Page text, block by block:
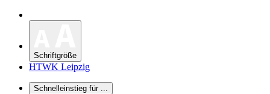
Schriftgröße
HTWK Leipzig
Schnelleinstieg für ...